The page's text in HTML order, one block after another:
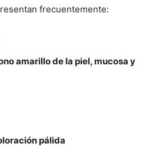
frecuentemente:
amarillo de la piel, mucosa y
pálida